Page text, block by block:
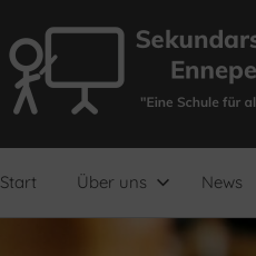
Sekundarschule
Ennepetal
"Eine
Schule
Kinder!"
Start Über uns News